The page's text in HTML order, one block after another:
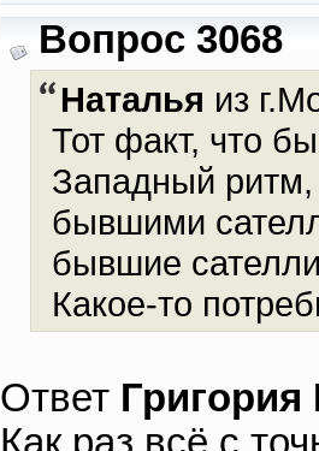
Вопрос 3068
Наталья из
Тот факт, что
Западный ритм,
бывшими
бывшие
Какое-то
Ответ